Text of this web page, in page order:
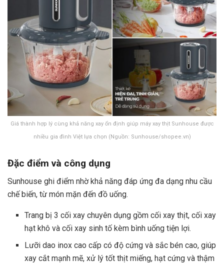
Giá thành hợp lý cùng khả năng xay ổn định giúp máy xay thịt Sunhouse được
nhiều gia đình Việt lựa chọn (Nguồn: Sunhouse/shopee.vn)
Đặc điểm và công dụng
Sunhouse ghi điểm nhờ khả năng đáp ứng đa dạng nhu cầu
chế biến, từ món mặn đến đồ uống.
Trang bị 3 cối xay chuyên dụng gồm cối xay thịt, cối xay
hạt khô và cối xay sinh tố kèm bình uống tiện lợi.
Lưỡi dao inox cao cấp có độ cứng và sắc bén cao, giúp
xay cắt mạnh mẽ, xử lý tốt thịt miếng, hạt cứng và thậm